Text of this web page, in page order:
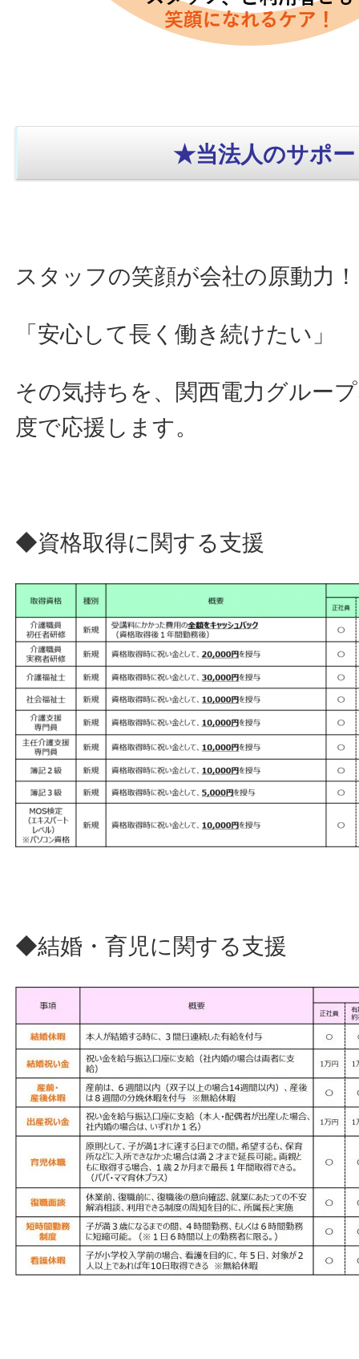
★当法人のサポー
スタッフの笑顔が会社の原動力！
「安心して長く働き続けたい」
その気持ちを、関西電力グルー
度で応援します。
◆資格取得に関する支援
◆結婚・育児に関する支援